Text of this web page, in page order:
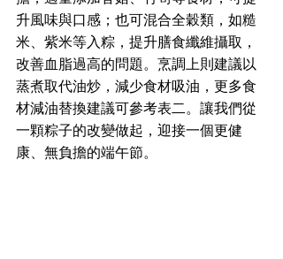
升風味與口感；也可混合全穀類，如糙
米、紫米等入粽，提升膳食纖維攝取，
改善血脂過高的問題。烹調上則建議以
蒸煮取代油炒，減少食材吸油，更多食
材減油替換建議可參考表二。讓我們從
一顆粽子的改變做起，迎接一個更健
康、無負擔的端午節。